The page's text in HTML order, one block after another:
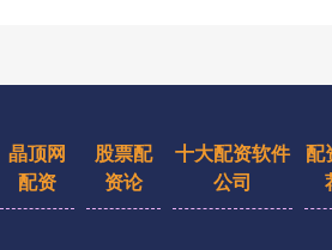
晶顶网
配资
股票配
资论
十大配资软件
公司
配